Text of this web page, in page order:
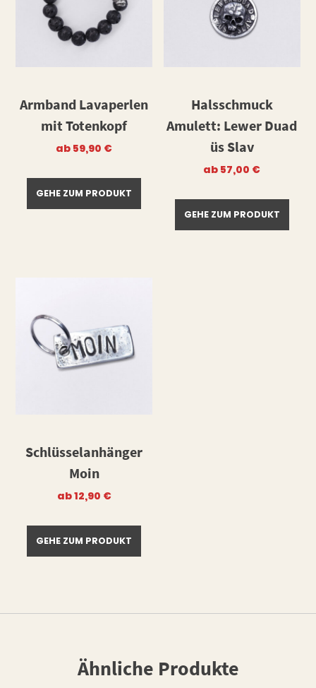
Armband Lavaperlen
mit Totenkopf
ab 59,90 €
GEHE ZUM PRODUKT
Halsschmuck
Amulett: Lewer Duad
üs Slav
ab 57,00 €
GEHE ZUM PRODUKT
Schlüsselanhänger
Moin
ab12,90 €
GEHE ZUM PRODUKT
Ähnliche Produkte